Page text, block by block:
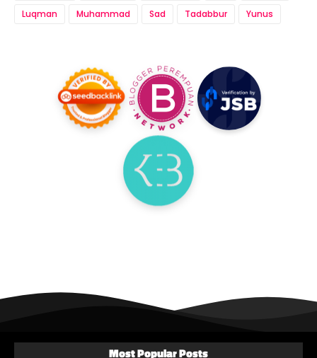
Luqman
Muhammad Sad Tadabbur Yunus
Most Popular Posts